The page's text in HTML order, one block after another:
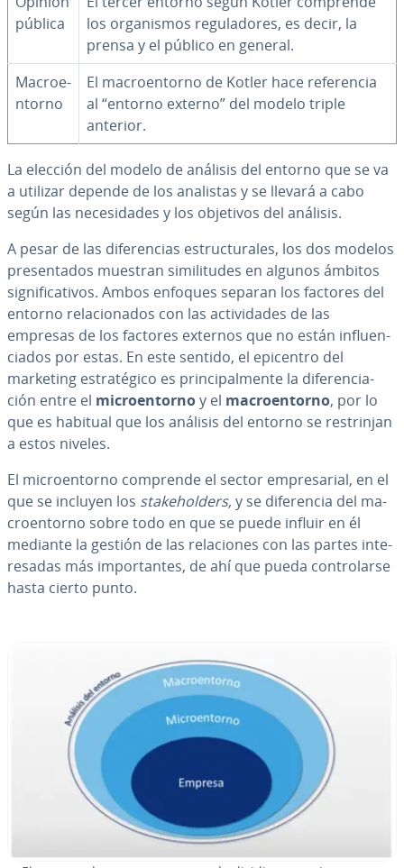
pública
los or­ga­ni­s­mos re­gu­la­do­res, es decir, la
prensa y el público en general.
Ma­croe­
n­to­rno
El ma­croe­n­to­rno de Kotler hace re­fe­re­n­cia
al “entorno externo” del modelo triple
anterior.
La elección del modelo de análisis del entorno que se va
a utilizar depende de los analistas y se llevará a cabo
según las ne­ce­si­da­des y los objetivos del análisis.
A pesar de las di­fe­re­n­cias es­tru­c­tu­ra­les, los dos modelos
pre­se­n­ta­dos muestran si­mi­li­tu­des en algunos ámbitos
si­g­ni­fi­ca­ti­vos. Ambos enfoques separan los factores del
entorno re­la­cio­na­dos con las ac­ti­vi­da­des de las
empresas de los factores externos que no están in­flue­n­
cia­dos por estas. En este sentido, el epicentro del
marketing es­tra­té­gi­co es pri­n­ci­pa­l­me­n­te la di­fe­re­n­cia­
ción entre el mi­croe­n­to­rnoy el ma­croe­n­to­rno, por lo
que es habitual que los análisis del entorno se re­s­tri­n­jan
a estos niveles.
El mi­croe­n­to­rno comprende el sector em­pre­sa­rial, en el
que se incluyen los sta­keho­l­de­rs, y se di­fe­re­n­cia del ma­
croe­n­to­rno sobre todo en que se puede influir en él
mediante la gestión de las re­la­cio­nes con las partes in­te­
re­sa­das más im­po­r­ta­n­tes, de ahí que pueda co­n­tro­lar­se
hasta cierto punto.